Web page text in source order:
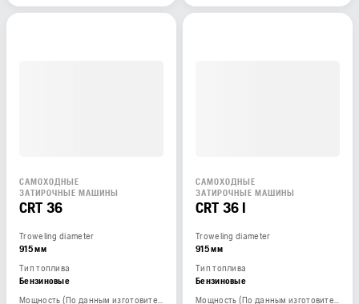
САМОХОДНЫЕ
ЗАТИРОЧНЫЕ МАШИНЫ
CRT 36
Troweling diameter
915 мм
Тип топлива
Бензиновые
Мощность (По данным изготовителя двигателя)
САМОХОДНЫЕ
ЗАТИРОЧНЫЕ МАШИНЫ
CRT 36 I
Troweling diameter
915 мм
Тип топлива
Бензиновые
Мощность (По данным изготовителя двигателя)